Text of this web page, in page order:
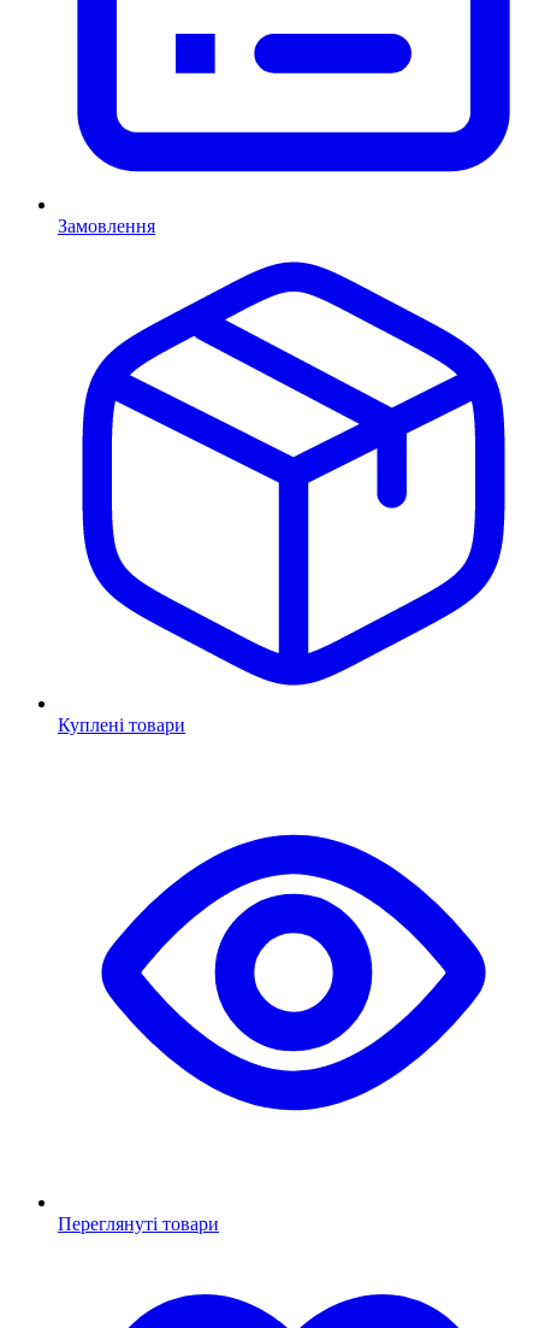
Замовлення
Куплені товари
Переглянуті товари